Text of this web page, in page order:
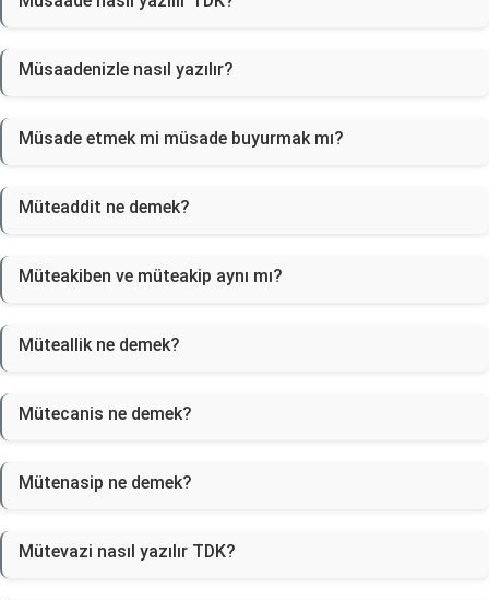
Müsaadenizle nasıl yazılır?
Müsade etmek mi müsade buyurmak mı?
Müteaddit ne demek?
Müteakiben ve müteakip aynı mı?
Müteallik ne demek?
Mütecanis ne demek?
Mütenasip ne demek?
Mütevazi nasıl yazılır TDK?